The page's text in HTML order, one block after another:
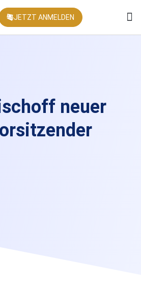
JETZT ANMELDEN
neuer